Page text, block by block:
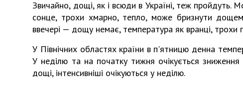
Звичайно, дощі, як і всюди в Україні, теж пройдуть.
сонце, трохи хмарно, тепло, може бризнути
ввечері — дощу немає, температура як вранці, трохи
У Північних областях країни в п'ятницю денна
У неділю та на початку тижня очікується зниження
дощі, інтенсивніші очікуються у неділю.